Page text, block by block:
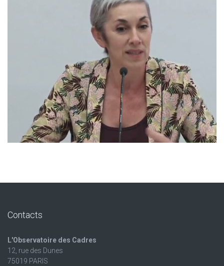
Contacts
L'Observatoire des Cadres
12, rue des Dunes
75019 PARIS